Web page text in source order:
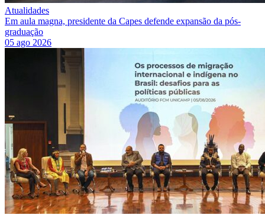
Atualidades
Em aula magna, presidente da Capes defende expansão da pós-
graduação
05 ago 2026